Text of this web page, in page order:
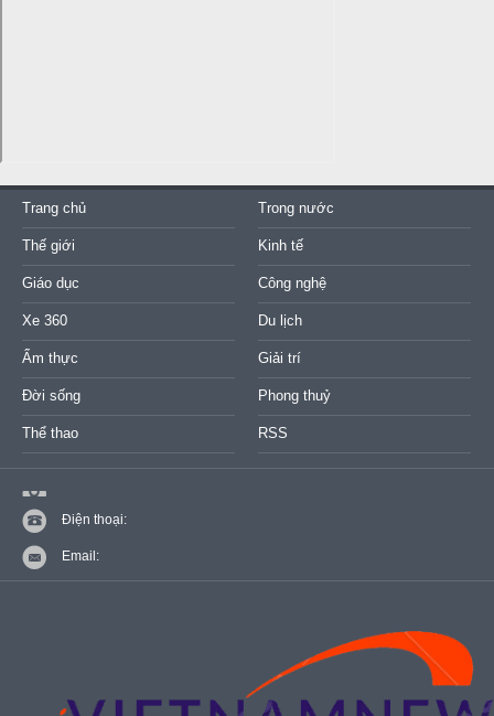
Trang chủ Trong nước
Thế giới Kinh tế
Giáo dục Công nghệ
Xe 360 Du lịch
Ẩm thực Giải trí
Đời sống Phong thuỷ
Thể thao RSS
Điện thoại:
Email: